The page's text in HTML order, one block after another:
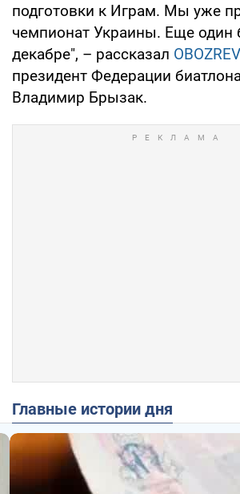
подготовки к Играм. Мы уже
чемпионат Украины. Еще один
декабре", – рассказал
президент Федерации
Владимир Брызак.
Главные истории дня